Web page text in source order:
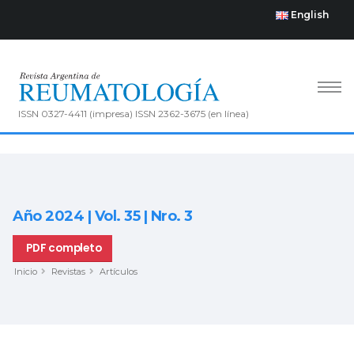
English
ISSN 0327-4411 (impresa) ISSN 2362-3675 (en línea)
Año 2024 | Vol. 35 | Nro. 3
PDF completo
Inicio Revistas Artículos